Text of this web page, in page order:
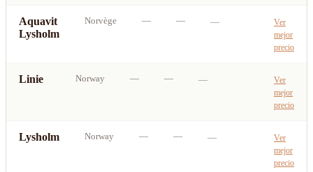
Aquavit
Lysholm
Norvège — — —
Ver
mejor
precio
Linie Norway — — —
Ver
mejor
precio
Lysholm Norway — — —
Ver
mejor
precio